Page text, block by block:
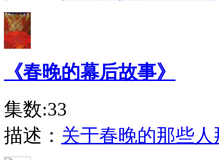
《春晚的幕后故事》
集数:33
描述： 关于春晚的那些